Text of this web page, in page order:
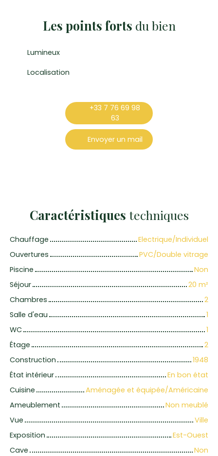
Les points forts du bien
Lumineux
Localisation
+33 7 76 69 98
63
Envoyer un mail
Caractéristiques techniques
Chauffage
Electrique/Individuel
Ouvertures
PVC/Double vitrage
Piscine
Non
Séjour
20 m²
Chambres
2
Salle d'eau
1
WC
1
Étage
2
Construction
1948
État intérieur
En bon état
Cuisine
Aménagée et équipée/Américaine
Ameublement
Non meublé
Vue
Ville
Exposition
Est-Ouest
Cave
Non